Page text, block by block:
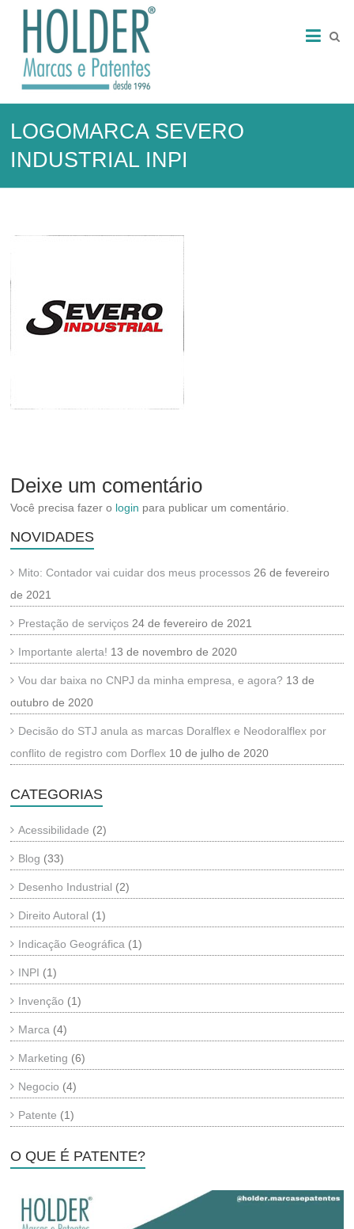
HOLDER
–
Marcas
e
Patentes
Marcas
LOGOMARCA SEVERO
INDUSTRIAL INPI
Deixe um comentário
Você precisa fazer o login para publicar um comentário.
NOVIDADES
Mito: Contador vai cuidar dos meus processos 26 de fevereiro
de 2021
Prestação de serviços 24 de fevereiro de 2021
Importante alerta! 13 de novembro de 2020
Vou dar baixa no CNPJ da minha empresa, e agora? 13 de
outubro de 2020
Decisão do STJ anula as marcas Doralflex e Neodoralflex por
conflito de registro com Dorflex 10 de julho de 2020
CATEGORIAS
Acessibilidade (2)
Blog (33)
Desenho Industrial (2)
Direito Autoral (1)
Indicação Geográfica (1)
INPI (1)
Invenção (1)
Marca (4)
Marketing (6)
Negocio (4)
Patente (1)
O QUE É PATENTE?